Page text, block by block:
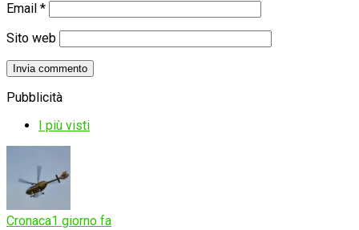
Email *
Sito web
Pubblicità
I più visti
Cronaca1 giorno fa